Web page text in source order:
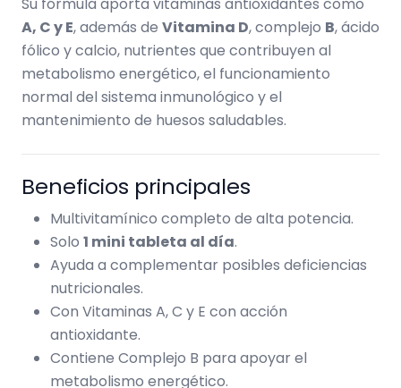
A, C y E, además de Vitamina D, complejo B, ácido
fólico y calcio, nutrientes que contribuyen al
metabolismo energético, el funcionamiento
normal del sistema inmunológico y el
mantenimiento de huesos saludables.
Beneficios principales
Multivitamínico completo de alta potencia.
Solo 1 mini tableta al día.
Ayuda a complementar posibles deficiencias
nutricionales.
Con Vitaminas A, C y E con acción
antioxidante.
Contiene Complejo B para apoyar el
metabolismo energético.